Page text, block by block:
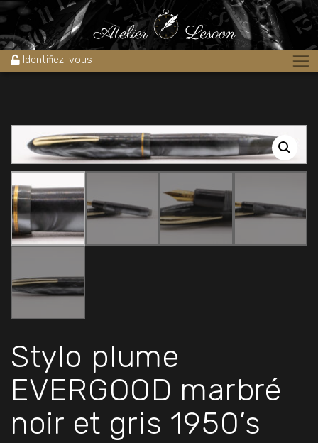
Identifiez-vous
Accueil » Boutique Stylos » Stylos plume
Stylo plume
EVERGOOD marbré noir et gris 1950’s
Stylo plume
EVERGOOD marbré
noir et gris 1950’s